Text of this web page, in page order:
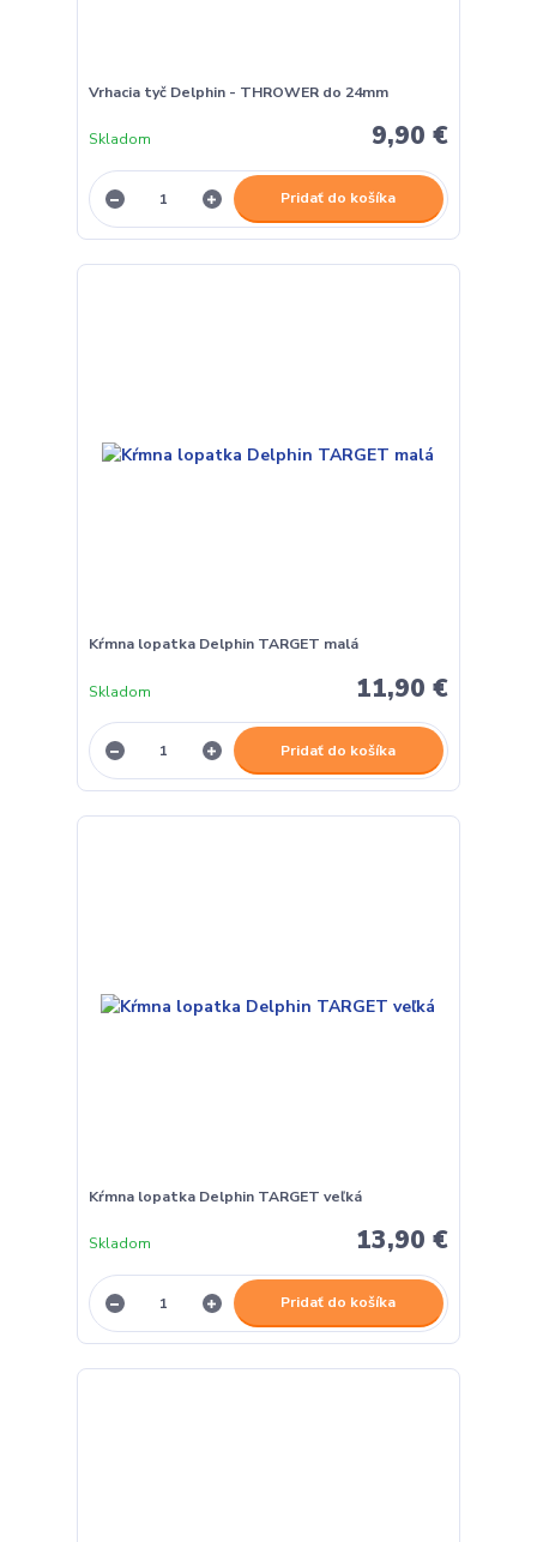
Vrhacia tyč Delphin - THROWER do 24mm
9,90 €
Skladom
Pridať do košíka
Kŕmna lopatka Delphin TARGET malá
11,90 €
Skladom
Pridať do košíka
Kŕmna lopatka Delphin TARGET veľká
13,90 €
Skladom
Pridať do košíka